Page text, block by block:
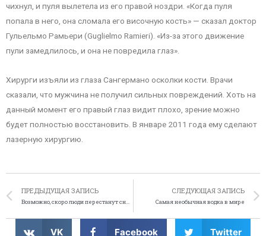
чихнул, и пуля вылетела из его правой ноздри. «Когда пуля
попала в него, она сломала его височную кость» — сказал доктор
Гульельмо Рамьери (Guglielmo Ramieri). «Из-за этого движение
пули замедлилось, и она не повредила глаз».
Хирурги изъяли из глаза Сангермано осколки кости. Врачи
сказали, что мужчина не получил сильных повреждений. Хоть на
данный момент его правый глаз видит плохо, зрение можно
будет полностью восстановить. В январе 2011 года ему сделают
лазерную хирургию.
ПРЕДЫДУЩАЯ ЗАПИСЬ
Возможно, скоро люди перестанут снимать фильмы
СЛЕДУЮЩАЯ ЗАПИСЬ
Самая необычная водка в мире
VK Facebook Twitter